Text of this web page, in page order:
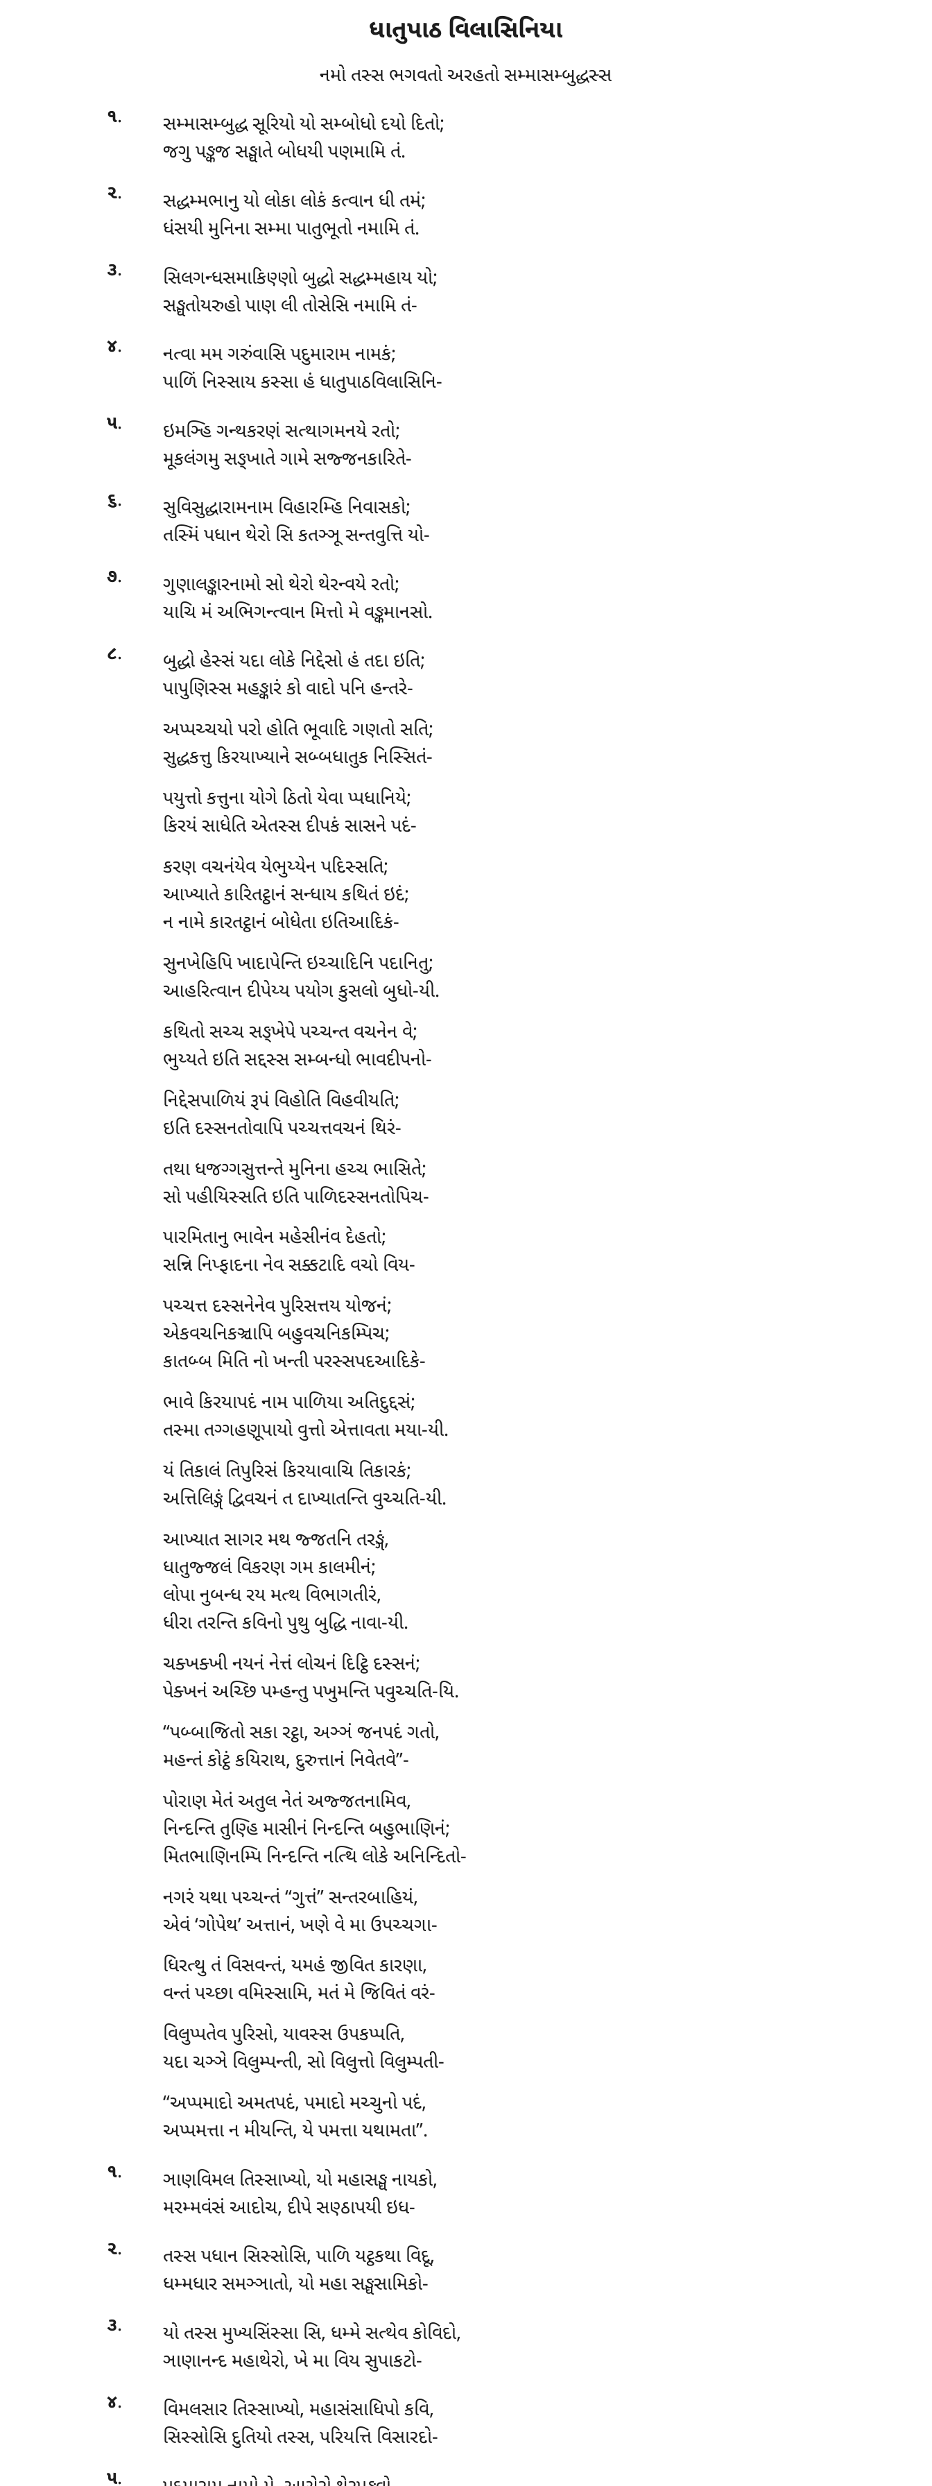
ધાતુપાઠ વિલાસિનિયા
નમો તસ્સ ભગવતો અરહતો સમ્માસમ્બુદ્ધસ્સ
૧.
સમ્માસમ્બુદ્ધ સૂરિયો યો સમ્બોધો દયો દિતો;
જગુ પઙ્કજ સઙ્ઘાતે બોધયી પણમામિ તં.
૨.
સદ્ધમ્મભાનુ યો લોકા લોકં કત્વાન ધી તમં;
ધંસયી મુનિના સમ્મા પાતુભૂતો નમામિ તં.
૩.
સિલગન્ધસમાકિણ્ણો બુદ્ધો સદ્ધમ્મહાય યો;
સઙ્ઘતોયરુહો પાણ લી તોસેસિ નમામિ તં-
૪.
નત્વા મમ ગરુંવાસિ પદુમારામ નામકં;
પાળિં નિસ્સાય કસ્સા હં ધાતુપાઠવિલાસિનિ-
૫.
ઇમઞ્હિ ગન્થકરણં સત્થાગમનયે રતો;
મૂકલંગમુ સઙ્ખાતે ગામે સજ્જનકારિતે-
૬.
સુવિસુદ્ધારામનામ વિહારમ્હિ નિવાસકો;
તસ્મિં પધાન થેરો સિ કતઞ્ઞૂ સન્તવુત્તિ યો-
૭.
ગુણાલઙ્કારનામો સો થેરો થેરન્વયે રતો;
યાચિ મં અભિગન્ત્વાન મિત્તો મે વઙ્કમાનસો.
૮.
બુદ્ધો હેસ્સં યદા લોકે નિદ્દેસો હં તદા ઇતિ;
પાપુણિસ્સ મહઙ્કારં કો વાદો પનિ હન્તરે-
અપ્પચ્ચયો પરો હોતિ ભૂવાદિ ગણતો સતિ;
સુદ્ધકત્તુ કિરયાખ્યાને સબ્બધાતુક નિસ્સિતં-
પયુત્તો કત્તુના યોગે ઠિતો યેવા પ્પધાનિયે;
કિરયં સાધેતિ એતસ્સ દીપકં સાસને પદં-
કરણ વચનંયેવ યેભુય્યેન પદિસ્સતિ;
આખ્યાતે કારિતટ્ઠાનં સન્ધાય કથિતં ઇદં;
ન નામે કારતટ્ઠાનં બોધેતા ઇતિઆદિકં-
સુનખેહિપિ ખાદાપેન્તિ ઇચ્ચાદિનિ પદાનિતુ;
આહરિત્વાન દીપેય્ય પયોગ કુસલો બુધો-યી.
કથિતો સચ્ચ સઙ્ખેપે પચ્ચન્ત વચનેન વે;
ભુય્યતે ઇતિ સદ્દસ્સ સમ્બન્ધો ભાવદીપનો-
નિદ્દેસપાળિયં રૂપં વિહોતિ વિહવીયતિ;
ઇતિ દસ્સનતોવાપિ પચ્ચત્તવચનં થિરં-
તથા ધજગ્ગસુત્તન્તે મુનિના હચ્ચ ભાસિતે;
સો પહીયિસ્સતિ ઇતિ પાળિદસ્સનતોપિચ-
પારમિતાનુ ભાવેન મહેસીનંવ દેહતો;
સન્નિ નિપ્ફાદના નેવ સક્કટાદિ વચો વિય-
પચ્ચત્ત દસ્સનેનેવ પુરિસત્તય યોજનં;
એકવચનિકઞ્ચાપિ બહુવચનિકમ્પિચ;
કાતબ્બ મિતિ નો ખન્તી પરસ્સપદઆદિકે-
ભાવે કિરયાપદં નામ પાળિયા અતિદુદ્દસં;
તસ્મા તગ્ગહણૂપાયો વુત્તો એત્તાવતા મયા-યી.
યં તિકાલં તિપુરિસં કિરયાવાચિ તિકારકં;
અત્તિલિઙ્ગં દ્વિવચનં ત દાખ્યાતન્તિ વુચ્ચતિ-યી.
આખ્યાત સાગર મથ જ્જતનિ તરઙ્ગં,
ધાતુજ્જલં વિકરણ ગમ કાલમીનં;
લોપા નુબન્ધ રય મત્થ વિભાગતીરં,
ધીરા તરન્તિ કવિનો પુથુ બુદ્ધિ નાવા-યી.
ચક્ખક્ખી નયનં નેત્તં લોચનં દિટ્ઠિ દસ્સનં;
પેક્ખનં અચ્છિ પમ્હન્તુ પખુમન્તિ પવુચ્ચતિ-યિ.
‘‘પબ્બાજિતો સકા રટ્ઠા, અઞ્ઞં જનપદં ગતો,
મહન્તં કોટ્ઠં કયિરાથ, દુરુત્તાનં નિવેતવે’’-
પોરાણ મેતં અતુલ નેતં અજ્જતનામિવ,
નિન્દન્તિ તુણ્હિ માસીનં નિન્દન્તિ બહુભાણિનં;
મિતભાણિનમ્પિ નિન્દન્તિ નત્થિ લોકે અનિન્દિતો-
નગરં યથા પચ્ચન્તં ‘‘ગુત્તં’’ સન્તરબાહિયં,
એવં ‘ગોપેથ’ અત્તાનં, ખણે વે મા ઉપચ્ચગા-
ધિરત્થુ તં વિસવન્તં, યમહં જીવિત કારણા,
વન્તં પચ્છા વમિસ્સામિ, મતં મે જિવિતં વરં-
વિલુપ્પતેવપુરિસો, યાવસ્સ ઉપકપ્પતિ,
યદા ચઞ્ઞે વિલુમ્પન્તી, સો વિલુત્તો વિલુમ્પતી-
‘‘અપ્પમાદો અમતપદં, પમાદો મચ્ચુનો પદં,
અપ્પમત્તા ન મીયન્તિ, યે પમત્તા યથામતા’’.
૧.
ઞાણવિમલ તિસ્સાખ્યો, યો મહાસઙ્ઘ નાયકો,
મરમ્મવંસં આદોચ, દીપે સણ્ઠાપયી ઇધ-
૨.
તસ્સ પધાન સિસ્સોસિ, પાળિ યટ્ઠકથા વિદૂ,
ધમ્મધાર સમઞ્ઞાતો, યો મહા સઙ્ઘસામિકો-
૩.
યો તસ્સ મુખ્યસિંસ્સા સિ, ધમ્મે સત્થેવ કોવિદો,
ઞાણાનન્દ મહાથેરો, ખે મા વિય સુપાકટો-
૪.
વિમલસાર તિસ્સાખ્યો, મહાસંસાધિપો કવિ,
સિસ્સોસિ દુતિયો તસ્સ, પરિયત્તિ વિસારદો-
૫.